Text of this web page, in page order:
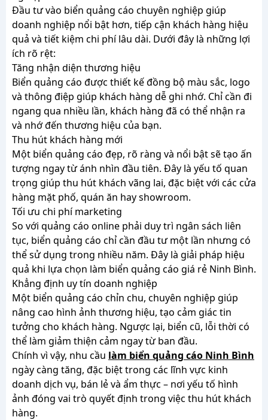
Đầu tư vào biển quảng cáo chuyên nghiệp giúp
doanh nghiệp nổi bật hơn, tiếp cận khách hàng hiệu
quả và tiết kiệm chi phí lâu dài. Dưới đây là những lợi
ích rõ rệt:
Tăng nhận diện thương hiệu
Biển quảng cáo được thiết kế đồng bộ màu sắc, logo
và thông điệp giúp khách hàng dễ ghi nhớ. Chỉ cần đi
ngang qua nhiều lần, khách hàng đã có thể nhận ra
và nhớ đến thương hiệu của bạn.
Thu hút khách hàng mới
Một biển quảng cáo đẹp, rõ ràng và nổi bật sẽ tạo ấn
tượng ngay từ ánh nhìn đầu tiên. Đây là yếu tố quan
trọng giúp thu hút khách vãng lai, đặc biệt với các cửa
hàng mặt phố, quán ăn hay showroom.
Tối ưu chi phí marketing
So với quảng cáo online phải duy trì ngân sách liên
tục, biển quảng cáo chỉ cần đầu tư một lần nhưng có
thể sử dụng trong nhiều năm. Đây là giải pháp hiệu
quả khi lựa chọn làm biển quảng cáo giá rẻ Ninh Bình.
Khẳng định uy tín doanh nghiệp
Một biển quảng cáo chỉn chu, chuyên nghiệp giúp
nâng cao hình ảnh thương hiệu, tạo cảm giác tin
tưởng cho khách hàng. Ngược lại, biển cũ, lỗi thời có
thể làm giảm thiện cảm ngay từ ban đầu.
Chính vì vậy, nhu cầu làm biển quảng cáo Ninh Bình
ngày càng tăng, đặc biệt trong các lĩnh vực kinh
doanh dịch vụ, bán lẻ và ẩm thực – nơi yếu tố hình
ảnh đóng vai trò quyết định trong việc thu hút khách
hàng.